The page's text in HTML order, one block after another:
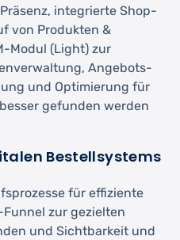
integrierte Shop-
von Produkten &
Modul (Light) zur
Angebots-
und Optimierung für
gefunden werden
Bestellsystems
für effiziente
zur gezielten
und Sichtbarkeit und